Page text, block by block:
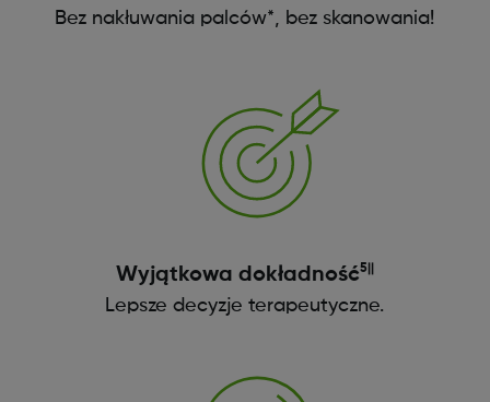
Bez nakłuwania palców*, bez skanowania!
Wyjątkowa dokładność5||
Lepsze decyzje terapeutyczne.